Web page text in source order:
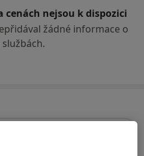
cenách nejsou k dispozici
žádné informace o
službách.
dospělé